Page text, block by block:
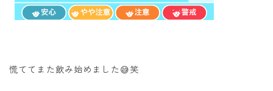
慌ててまた飲み始めました😅笑